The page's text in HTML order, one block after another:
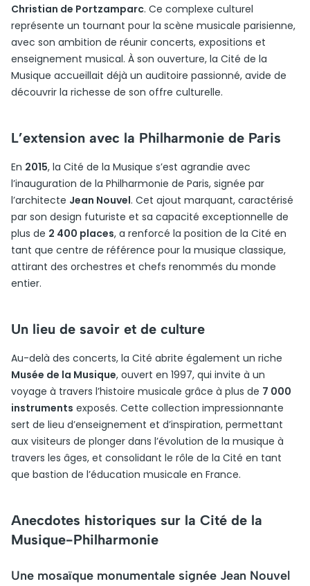
Christian de Portzamparc. Ce complexe culturel
représente un tournant pour la scène musicale parisienne,
avec son ambition de réunir concerts, expositions et
enseignement musical. À son ouverture, la Cité de la
Musique accueillait déjà un auditoire passionné, avide de
découvrir la richesse de son offre culturelle.
L’extension avec la Philharmonie de Paris
En 2015, la Cité de la Musique s’est agrandie avec
l’inauguration de la Philharmonie de Paris, signée par
l’architecte Jean Nouvel. Cet ajout marquant, caractérisé
par son design futuriste et sa capacité exceptionnelle de
plus de 2 400 places, a renforcé la position de la Cité en
tant que centre de référence pour la musique classique,
attirant des orchestres et chefs renommés du monde
entier.
Un lieu de savoir et de culture
Au-delà des concerts, la Cité abrite également un riche
Musée de la Musique, ouvert en 1997, qui invite à un
voyage à travers l’histoire musicale grâce à plus de 7 000
instruments exposés. Cette collection impressionnante
sert de lieu d’enseignement et d’inspiration, permettant
aux visiteurs de plonger dans l’évolution de la musique à
travers les âges, et consolidant le rôle de la Cité en tant
que bastion de l’éducation musicale en France.
Anecdotes historiques sur la Cité de la
Musique-Philharmonie
Une mosaïque monumentale signée Jean Nouvel